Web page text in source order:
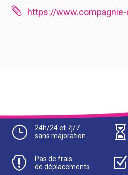
 https://
}
24h/24 et 7j/7
sans majoration


Pas de frais
de déplacements
Z